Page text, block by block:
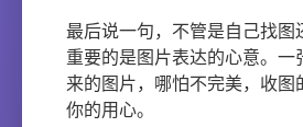
最后说一句，不管是自己找图
重要的是图片表达的心意。一
来的图片，哪怕不完美，收图
你的用心。